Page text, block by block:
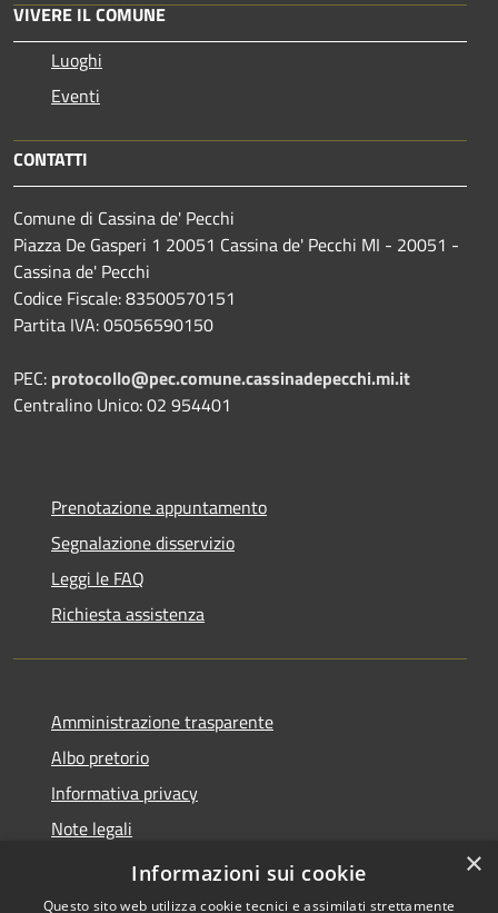
VIVERE IL COMUNE
Luoghi
Eventi
CONTATTI
Comune di Cassina de' Pecchi
Piazza De Gasperi 1 20051 Cassina de' Pecchi MI - 20051 -
Cassina de' Pecchi
Codice Fiscale: 83500570151
Partita IVA: 05056590150
PEC: protocollo@pec.comune.cassinadepecchi.mi.it
Centralino Unico: 02 954401
Prenotazione appuntamento
Segnalazione disservizio
Leggi le FAQ
Richiesta assistenza
Amministrazione trasparente
Albo pretorio
Informativa privacy
Note legali
Dichiarazione di accessibilità
×
Informazioni sui cookie
Questo sito web utilizza cookie tecnici e assimilati strettamente